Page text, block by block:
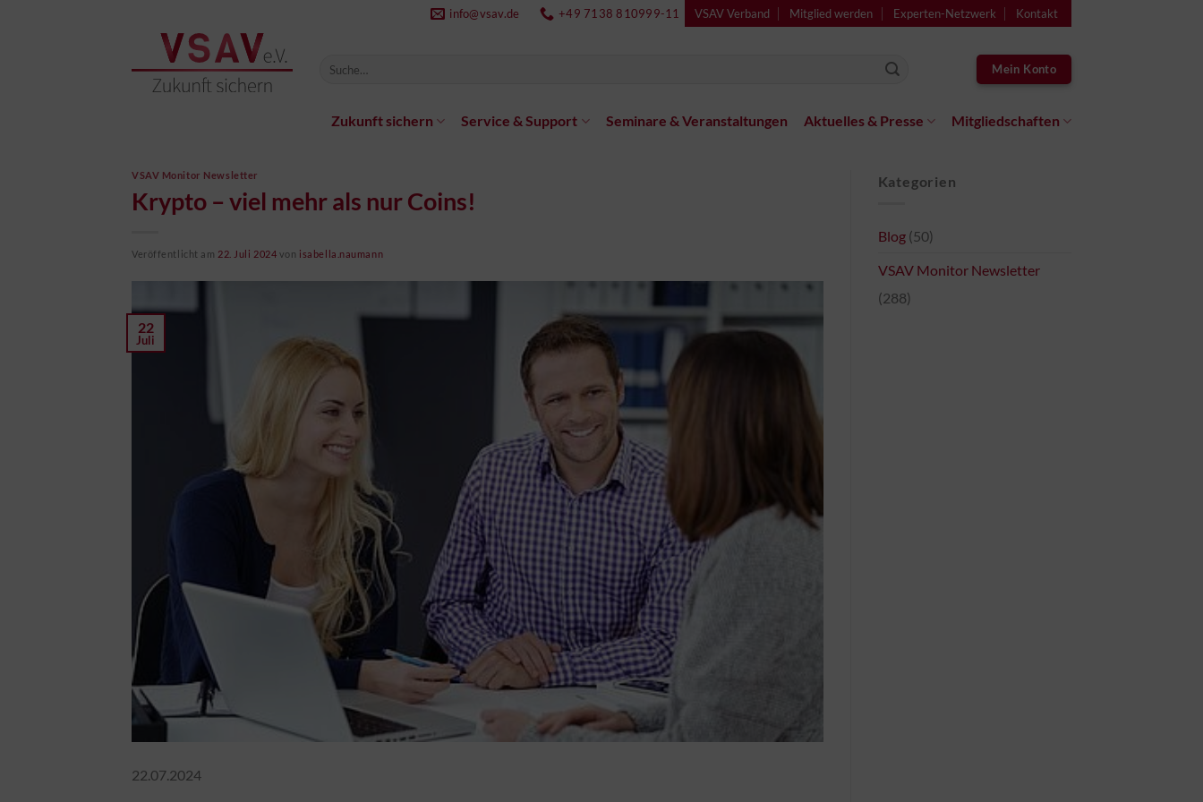
info@vsav.de +49 7138 810999-11 VSAV Verband Mitglied werden Experten-Netzwerk Kontakt
Mein Konto
Zukunft sichern Service & Support Seminare & Veranstaltungen Aktuelles & Presse Mitgliedschaften
VSAV Monitor Newsletter
Krypto – viel mehr als nur Coins!
Veröffentlicht am 22. Juli 2024 von isabella.naumann
22
Juli
22.07.2024
Kategorien
Blog(50)
VSAV Monitor Newsletter
(288)